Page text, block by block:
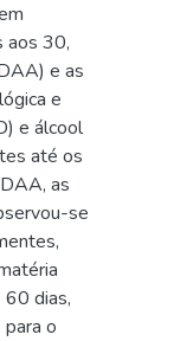
aos 30,
e as
e
e álcool
até os
as
se
dias,
o